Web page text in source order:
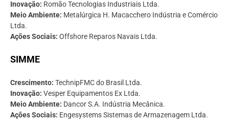
Inovação: Romão Tecnologias Industriais Ltda.
Meio Ambiente: Metalúrgica H. Macacchero Indústria e Comércio
Ltda.
Ações Sociais: Offshore Reparos Navais Ltda.
SIMME
Crescimento: TechnipFMC do Brasil Ltda.
Inovação: Vesper Equipamentos Ex Ltda.
Meio Ambiente: Dancor S.A. Indústria Mecânica.
Ações Sociais: Engesystems Sistemas de Armazenagem Ltda.